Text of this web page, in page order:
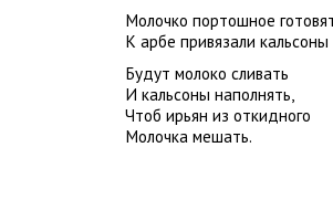
Молочко портошное
К арбе привязали
Будут молоко сливать
И кальсоны наполнять,
Чтоб ирьян из откидного
Молочка мешать.